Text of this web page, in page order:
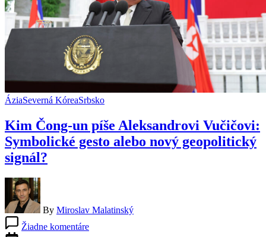
ÁziaSeverná KóreaSrbsko
Kim Čong-un píše Aleksandrovi Vučičovi:
Symbolické gesto alebo nový geopolitický
signál?
By Miroslav Malatinský
Žiadne komentáreKim